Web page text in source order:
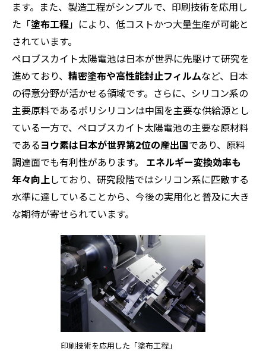
ます。また、製造工程がシンプルで、印刷技術を応用し
た「塗布工程」により、低コストかつ大量生産が可能と
されています。
ペロブスカイト太陽電池は日本が世界に先駆けて研究を
進めており、 精密塗布や高性能封止フィルムなど、日本
の得意分野が活かせる領域です。さらに、シリコン系の
主要原料であるポリシリコンは中国を主要な供給源とし
ている一方で、ペロブスカイト太陽電池の主要な原材料
であるヨウ素は日本が世界第2位の産出国 であり、原料
調達面でも有利性があります。 エネルギー変換効率も
年々向上しており、研究段階ではシリコン系に匹敵する
水準に達していることから、今後の実用化と普及に大き
な期待が寄せられています。
印刷技術を応用した「塗布工程」